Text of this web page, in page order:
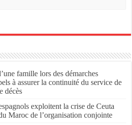
famille lors des démarches
à assurer la continuité du service de
décès
exploitent la crise de Ceuta
Maroc de l’organisation conjointe